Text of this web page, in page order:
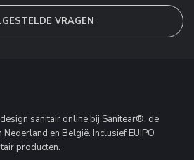
VRAGEN
sanitair online bij Sanitear®, de
en België. Inclusief EUIPO
producten.